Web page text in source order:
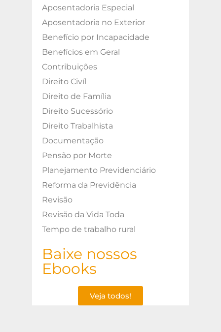
Aposentadoria Especial
Aposentadoria no Exterior
Benefício por Incapacidade
Benefícios em Geral
Contribuições
Direito Civíl
Direito de Família
Direito Sucessório
Direito Trabalhista
Documentação
Pensão por Morte
Planejamento Previdenciário
Reforma da Previdência
Revisão
Revisão da Vida Toda
Tempo de trabalho rural
Baixe nossos
Ebooks
Veja todos!